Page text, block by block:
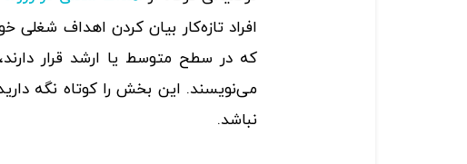
افراد تازه‌کار بیان کردن اهداف شغلی
که در سطح متوسط یا ارشد قرار
نباشد.